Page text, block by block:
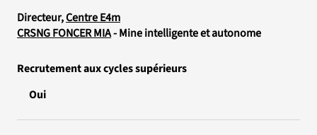
Directeur,Centre E4m
CRSNG FONCER MIA- Mine intelligente et autonome
Recrutement aux cycles supérieurs
Oui